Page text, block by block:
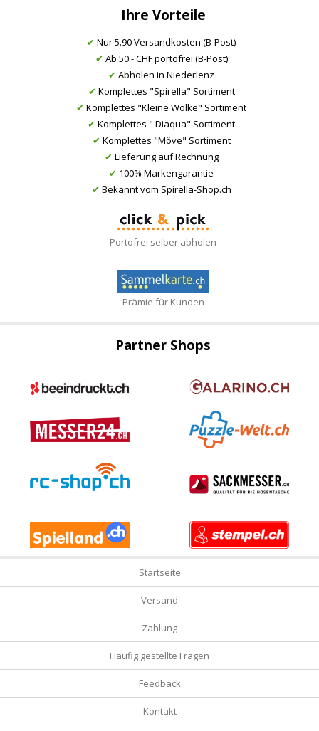
Ihre Vorteile
✔ Nur 5.90 Versandkosten (B-Post)
✔ Ab 50.- CHF portofrei (B-Post)
✔ Abholen in Niederlenz
✔ Komplettes "Spirella" Sortiment
✔ Komplettes "Kleine Wolke" Sortiment
✔ Komplettes " Diaqua" Sortiment
✔ Komplettes "Möve" Sortiment
✔ Lieferung auf Rechnung
✔ 100% Markengarantie
✔ Bekannt vom Spirella-Shop.ch
Portofrei selber abholen
Prämie für Kunden
Partner Shops
Startseite
Versand
Zahlung
Häufig gestellte Fragen
Feedback
Kontakt